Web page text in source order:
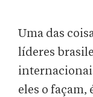
Uma das
líderes
eles o façam,